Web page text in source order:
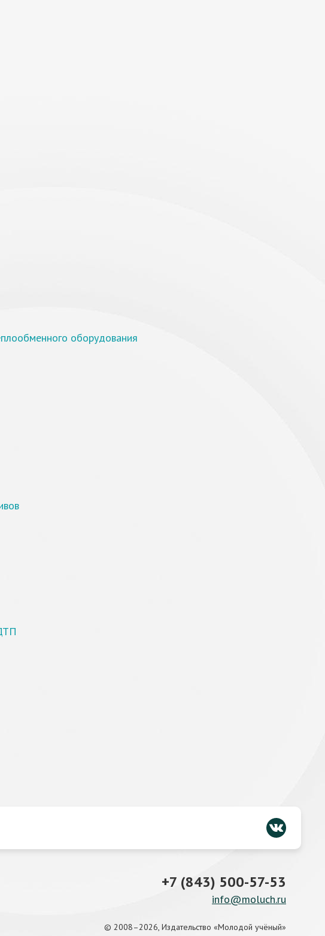
оборудования
+7 (843) 500-57-53
info@moluch.ru
© 2008–2026, Издательство «Молодой учёный»